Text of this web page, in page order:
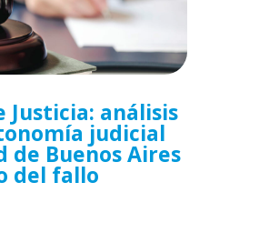
Justicia: análisis
judicial
de Buenos Aires
del fallo